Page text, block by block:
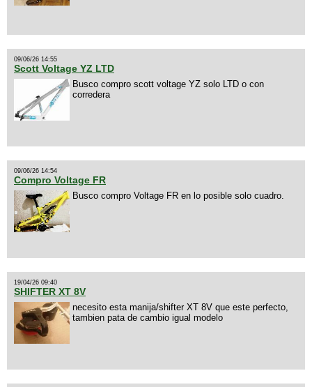
09/06/26 14:55
Scott Voltage YZ LTD
Busco compro scott voltage YZ solo LTD o con
corredera
09/06/26 14:54
Compro Voltage FR
Busco compro Voltage FR en lo posible solo cuadro.
19/04/26 09:40
SHIFTER XT 8V
necesito esta manija/shifter XT 8V que este perfecto,
tambien pata de cambio igual modelo